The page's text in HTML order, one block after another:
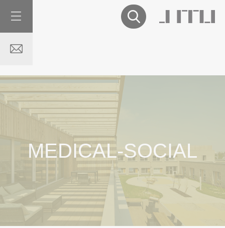
MEDICAL-SOCIAL